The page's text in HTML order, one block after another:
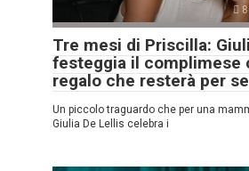
Tre mesi di Priscilla:
festeggia il complimese
regalo che resterà per
Un piccolo traguardo che per una
Giulia De Lellis celebra i